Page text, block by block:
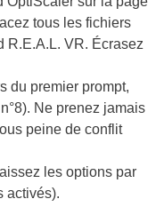
tous les fichiers
R.E.A.L. VR. Écrasez
du premier prompt,
Ne prenez jamais
peine de conflit
les options par
activés).